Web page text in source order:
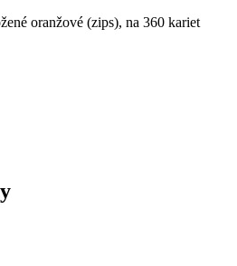
oranžové (zips), na 360 kariet